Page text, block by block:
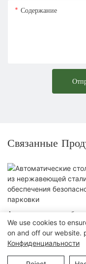
Содержание
Связанные
Автоматические столбики
нержавеющей стали для
обеспечения безопасности
парковки
We use cookies to
on and off our website.
Конфиденциальности